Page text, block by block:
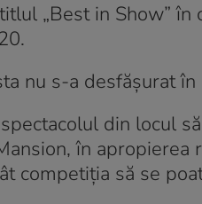
„Best in Show” în
nu s-a desfăşurat în
din locul
în apropierea
competiţia să se